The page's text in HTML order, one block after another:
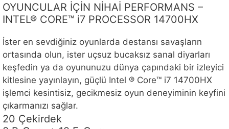
OYUNCULAR İÇİN NİHAİ PERFORMANS –
INTEL® CORE™ i7 PROCESSOR 14700HX
İster en sevdiğiniz oyunlarda destansı savaşların
ortasında olun, ister uçsuz bucaksız sanal diyarları
keşfedin ya da oyununuzu dünya çapındaki bir izleyici
kitlesine yayınlayın, güçlü Intel ® Core™ i7 14700HX
işlemci kesintisiz, gecikmesiz oyun deneyiminin keyfini
çıkarmanızı sağlar.
20 Çekirdek